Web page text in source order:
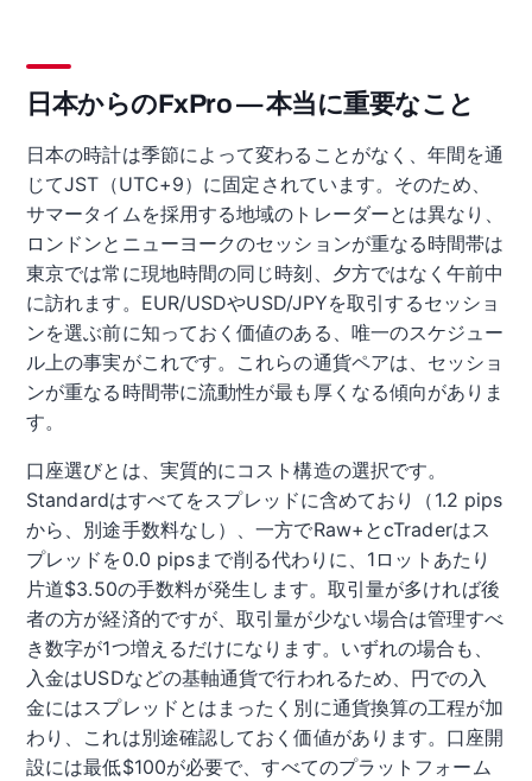
日本からのFxPro — 本当に重要なこと
日本の時計は季節によって変わることがなく、年間を通
じてJST（UTC+9）に固定されています。そのため、
サマータイムを採用する地域のトレーダーとは異なり、
ロンドンとニューヨークのセッションが重なる時間帯は
東京では常に現地時間の同じ時刻、夕方ではなく午前中
に訪れます。EUR/USDやUSD/JPYを取引するセッショ
ンを選ぶ前に知っておく価値のある、唯一のスケジュー
ル上の事実がこれです。これらの通貨ペアは、セッショ
ンが重なる時間帯に流動性が最も厚くなる傾向がありま
す。
口座選びとは、実質的にコスト構造の選択です。
Standardはすべてをスプレッドに含めており（1.2 pips
から、別途手数料なし）、一方でRaw+とcTraderはス
プレッドを0.0 pipsまで削る代わりに、1ロットあたり
片道$3.50の手数料が発生します。取引量が多ければ後
者の方が経済的ですが、取引量が少ない場合は管理すべ
き数字が1つ増えるだけになります。いずれの場合も、
入金はUSDなどの基軸通貨で行われるため、円での入
金にはスプレッドとはまったく別に通貨換算の工程が加
わり、これは別途確認しておく価値があります。口座開
設には最低$100が必要で、すべてのプラットフォーム